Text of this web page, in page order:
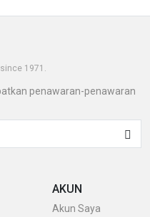
1971.
penawaran-penawaran
AKUN
Akun Saya